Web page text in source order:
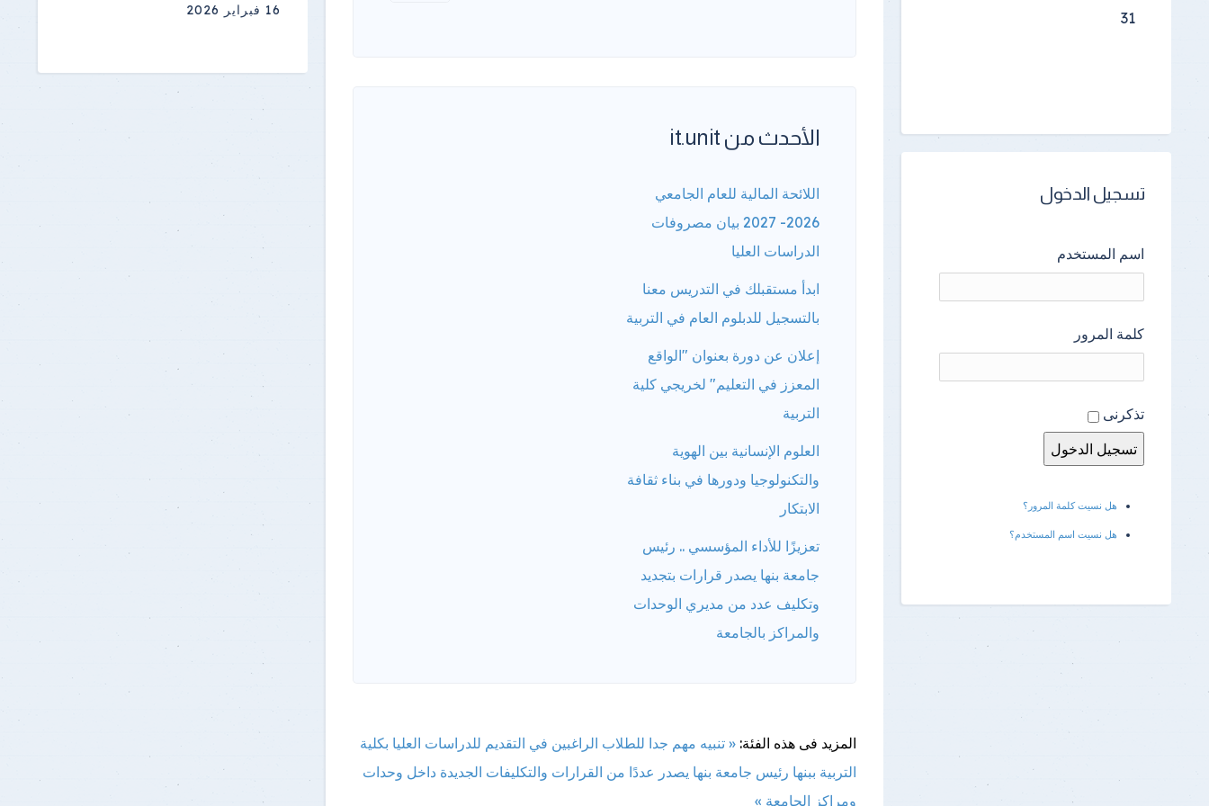
الأحدث من it.unit
اللائحة المالية للعام الجامعي
2026- 2027 بيان مصروفات
الدراسات العليا
ابدأ مستقبلك في التدريس معنا
بالتسجيل للدبلوم العام في التربية
إعلان عن دورة بعنوان "الواقع
المعزز في التعليم" لخريجي كلية
التربية
العلوم الإنسانية بين الهوية
والتكنولوجيا ودورها في بناء ثقافة
الابتكار
تعزيزًا للأداء المؤسسي .. رئيس
جامعة بنها يصدر قرارات بتجديد
وتكليف عدد من مديري الوحدات
والمراكز بالجامعة
المزيد فى هذه الفئة: « تنبيه مهم جدا للطلاب الراغبين في التقديم للدراسات العليا بكلية
التربية ببنها رئيس جامعة بنها يصدر عددًا من القرارات والتكليفات الجديدة داخل وحدات
ومراكز الجامعة »
31
تسجيل الدخول
اسم المستخدم
كلمة المرور
تذكرنى
هل نسيت كلمة المرور؟
هل نسيت اسم المستخدم؟
16 فبراير 2026